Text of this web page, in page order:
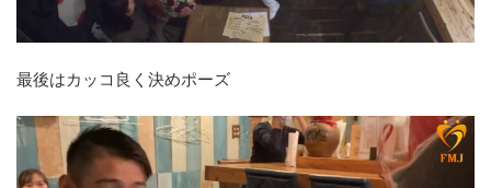
最後はカッコ良く決めポーズ